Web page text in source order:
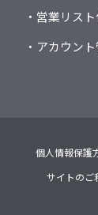
・営業リス
・アカウン
個人情報保護
サイトのご